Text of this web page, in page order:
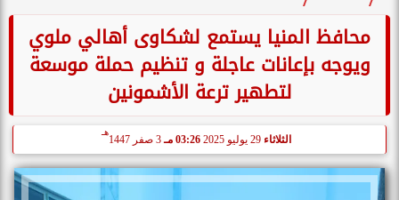
محافظ المنيا يستمع لشكاوى أهالي ملوي
ويوجه بإعانات عاجلة و تنظيم حملة موسعة
لتطهير ترعة الأشمونين
الثلاثاء 29 يوليو 2025 03:26 مـ 3 صفر 1447
هـ